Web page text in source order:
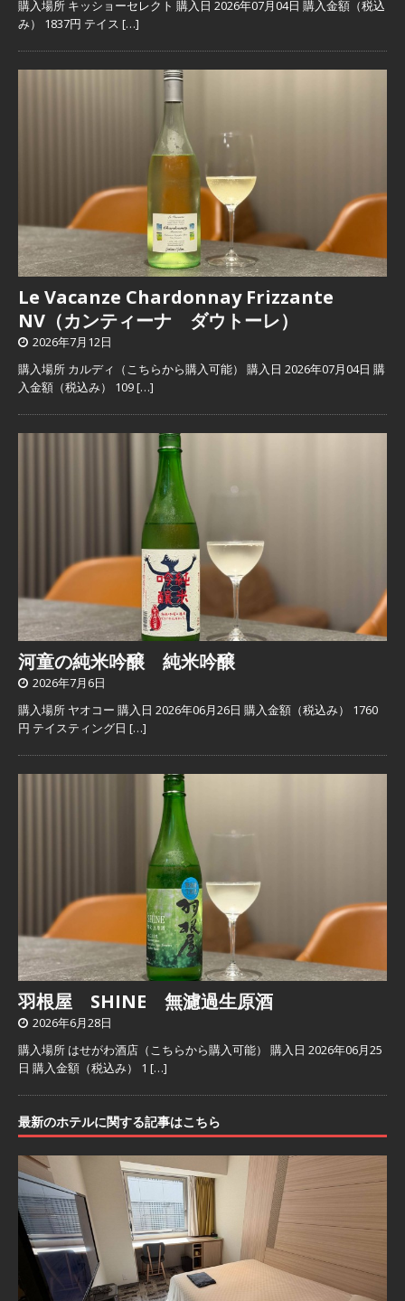
購入場所 キッショーセレクト 購入日 2026年07月04日 購入金額（税込
み） 1837円 テイス […]
Le Vacanze Chardonnay Frizzante
NV（カンティーナ ダウトーレ）
2026年7月12日
購入場所 カルディ（こちらから購入可能） 購入日 2026年07月04日 購
入金額（税込み） 109[…]
河童の純米吟醸 純米吟醸
2026年7月6日
購入場所 ヤオコー 購入日 2026年06月26日 購入金額（税込み） 1760
円 テイスティング日 […]
羽根屋 SHINE 無濾過生原酒
2026年6月28日
購入場所 はせがわ酒店（こちらから購入可能） 購入日 2026年06月25
日 購入金額（税込み） 1 […]
最新のホテルに関する記事はこちら